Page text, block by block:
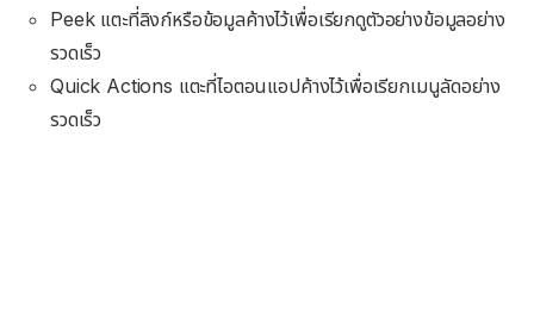
Peek แตะที่ลิงก์หรือข้อมูลค้างไว้เพื่อเรียกดูตัวอย่างข้อมูลอย่าง
รวดเร็ว
Quick Actions แตะที่ไอตอนแอปค้างไว้เพื่อเรียกเมนูลัดอย่าง
รวดเร็ว